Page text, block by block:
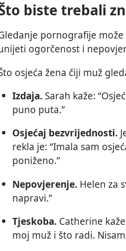
biste trebali
pornografije
ogorčenost i
osjeća žena čiji muž
Izdaja.Sarah kaže:
puno puta.”
Osjećaj bezvrijednosti.
rekla je: “Imala sam
poniženo.”
Nepovjerenje.Helen za
napravi.”
Tjeskoba.Catherine
moj muž i što radi.